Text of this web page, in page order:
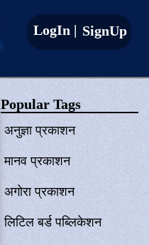
LogIn | SignUp
Popular Tags
अनुज्ञा प्रकाशन
मानव प्रकाशन
अगोरा प्रकाशन
लिटिल बर्ड पब्लिकेशन